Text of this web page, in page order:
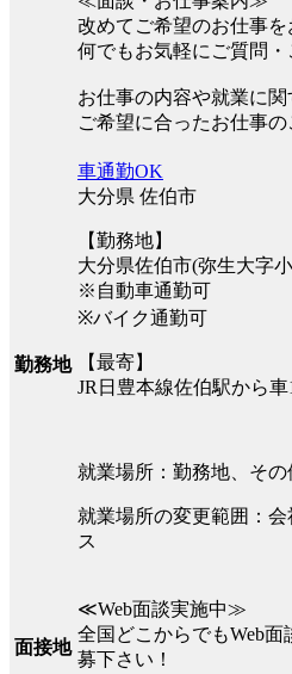
改めてご希望のお仕事を
何でもお気軽にご質問・
お仕事の内容や就業に関
ご希望に合ったお仕事の
勤務地
車通勤OK
大分県 佐伯市
【勤務地】
大分県佐伯市(弥生大字
※自動車通勤可
※バイク通勤可
【最寄】
JR日豊本線佐伯駅から車
就業場所：勤務地、そ
就業場所の変更範囲：
ス
面接地
≪Web面談実施中≫
全国どこからでもWeb
募下さい！